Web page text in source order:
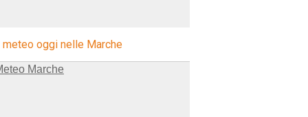
meteo oggi nelle Marche